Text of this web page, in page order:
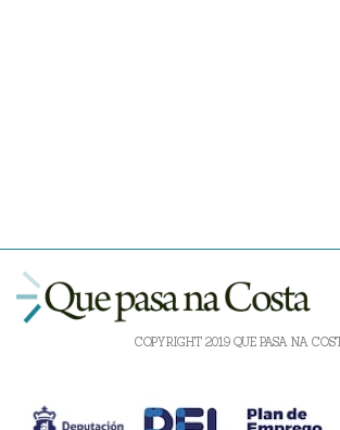
COPYRIGHT 2019 QUE PASA NA